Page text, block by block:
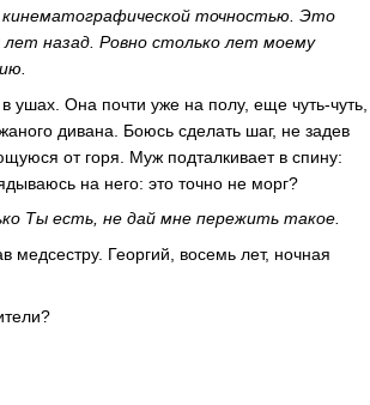
кинематографической точностью. Это
лет назад. Ровно столько лет моему
ушах. Она почти уже на полу, еще чуть-чуть,
дивана. Боюсь сделать шаг, не задев
от горя. Муж подталкивает в спину:
на него: это точно не морг?
Ты есть, не дай мне пережить такое.
медсестру. Георгий, восемь лет, ночная